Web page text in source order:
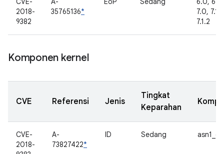
2018-
9382
35765136*
7.0, 7.1.1,
7.1.2
Komponen kernel
CVE Referensi Jenis
Tingkat
Keparahan
CVE-
2018-
A-
73827422*
ID Sedang